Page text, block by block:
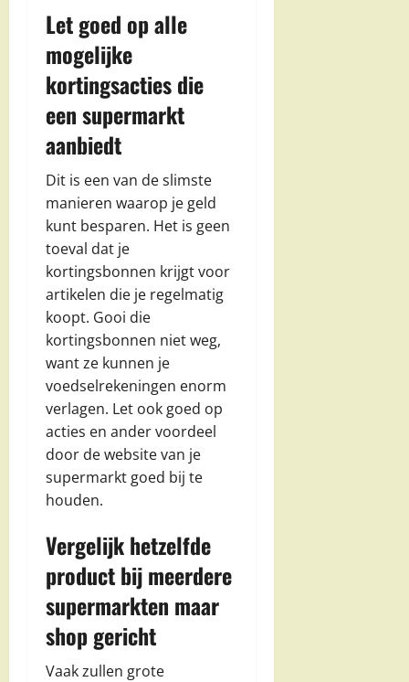
Let goed op alle
mogelijke
kortingsacties die
een supermarkt
aanbiedt
Dit is een van de slimste
manieren waarop je geld
kunt besparen. Het is geen
toeval dat je
kortingsbonnen krijgt voor
artikelen die je regelmatig
koopt. Gooi die
kortingsbonnen niet weg,
want ze kunnen je
voedselrekeningen enorm
verlagen. Let ook goed op
acties en ander voordeel
door de website van je
supermarkt goed bij te
houden.
Vergelijk hetzelfde
product bij meerdere
supermarkten maar
shop gericht
Vaak zullen grote